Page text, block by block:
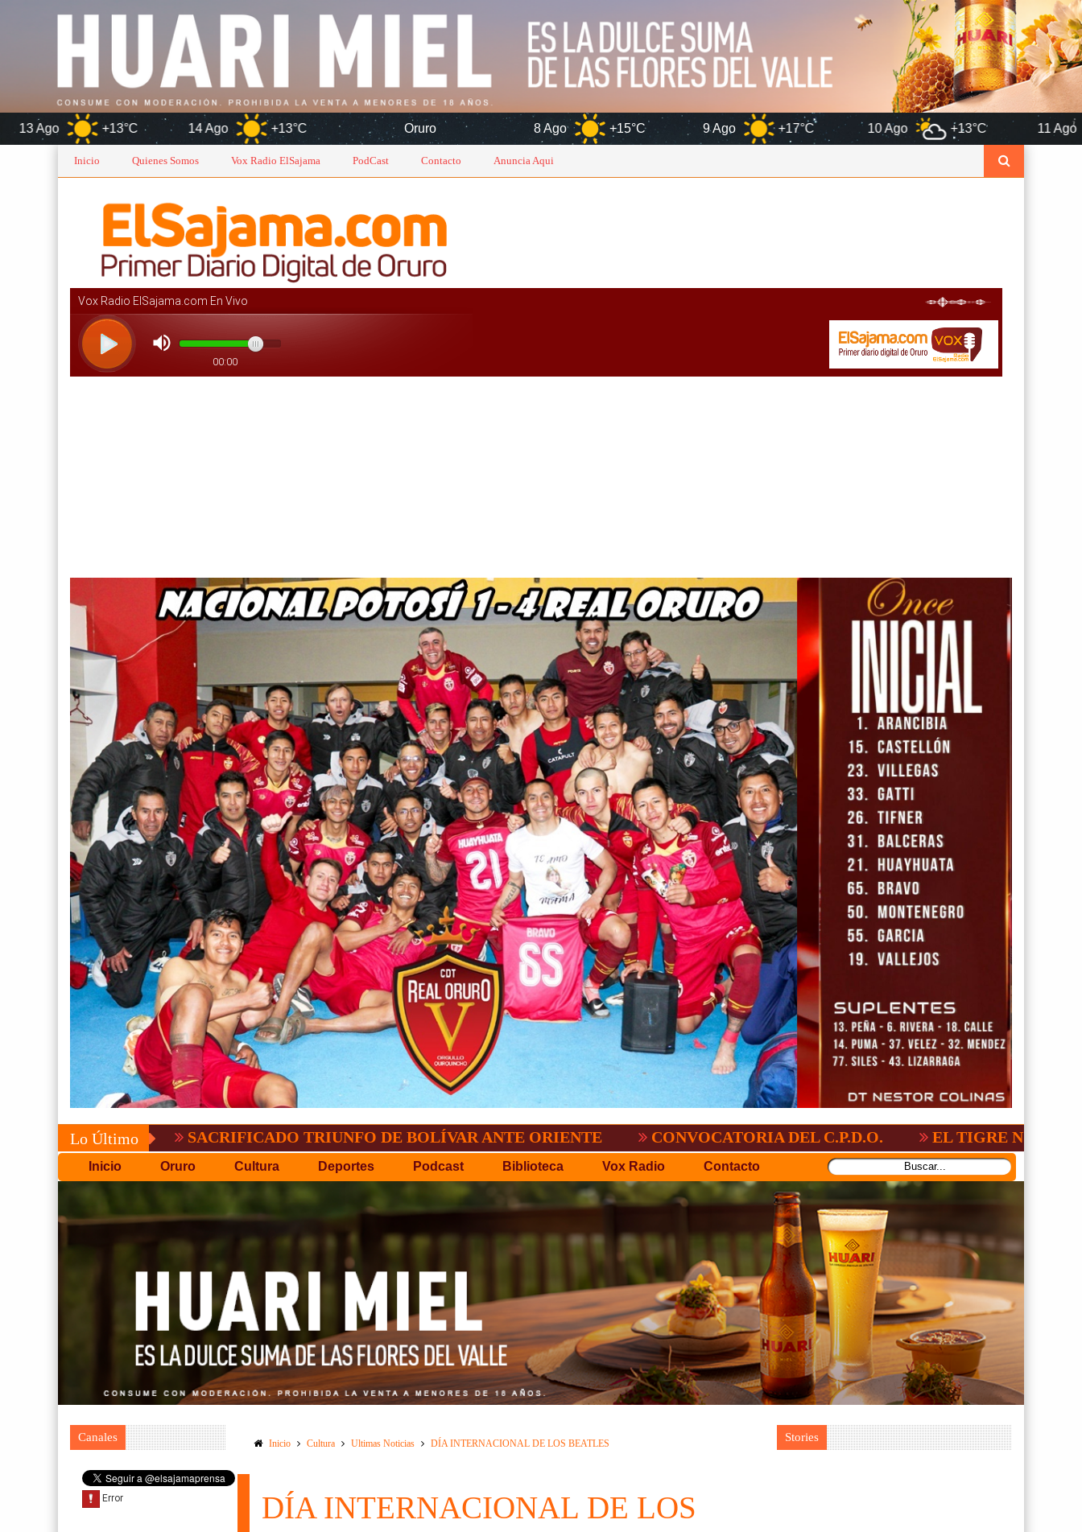
+13°C 14 Ago +13°C Oruro 8 Ago +15°C 9 Ago +17°C 10 Ago +13°C 11 Ago +12°C
Inicio Quienes Somos Vox Radio ElSajama PodCast Contacto Anuncia Aqui
Lo ÚltimoSACRIFICADO TRIUNFO DE BOLÍVAR ANTE ORIENTE CONVOCATORIA DEL C.P.D.O. EL TIGRE NO PERDONO A
Inicio Oruro Cultura Deportes Podcast Biblioteca Vox Radio Contacto
Canales Inicio Cultura Ultimas Noticias DÍA INTERNACIONAL DE LOS BEATLES
DÍA INTERNACIONAL DE LOS
Stories